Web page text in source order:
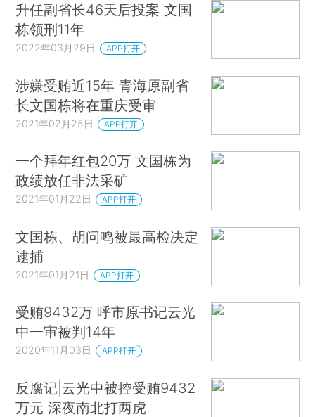
升任副省长46天后投案 文国
栋领刑11年
2022年03月29日 APP打开
涉嫌受贿近15年 青海原副省
长文国栋将在重庆受审
2021年02月25日 APP打开
一个拜年红包20万 文国栋为
政绩放任非法采矿
2021年01月22日 APP打开
文国栋、胡问鸣被最高检决定
逮捕
2021年01月21日 APP打开
受贿9432万 呼市原书记云光
中一审被判14年
2020年11月03日 APP打开
反腐记|云光中被控受贿9432
万元 深夜南北打两虎